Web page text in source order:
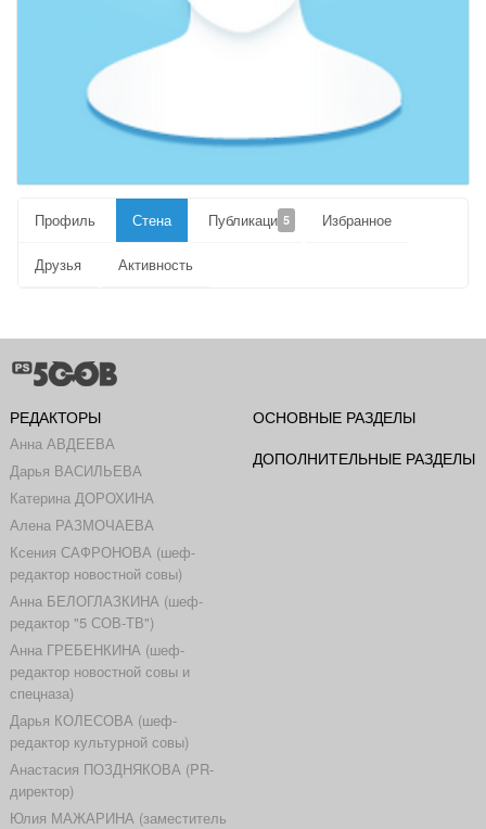
Профиль Стена Публикации5 Избранное
Друзья Активность
РЕДАКТОРЫ
Анна АВДЕЕВА
Дарья ВАСИЛЬЕВА
Катерина ДОРОХИНА
Алена РАЗМОЧАЕВА
Ксения САФРОНОВА (шеф-
редактор новостной совы)
Анна БЕЛОГЛАЗКИНА (шеф-
редактор "5 СОВ-ТВ")
Анна ГРЕБЕНКИНА (шеф-
редактор новостной совы и
спецназа)
Дарья КОЛЕСОВА (шеф-
редактор культурной совы)
Анастасия ПОЗДНЯКОВА (PR-
директор)
Юлия МАЖАРИНА (заместитель
ОСНОВНЫЕ РАЗДЕЛЫ
ДОПОЛНИТЕЛЬНЫЕ РАЗДЕЛЫ